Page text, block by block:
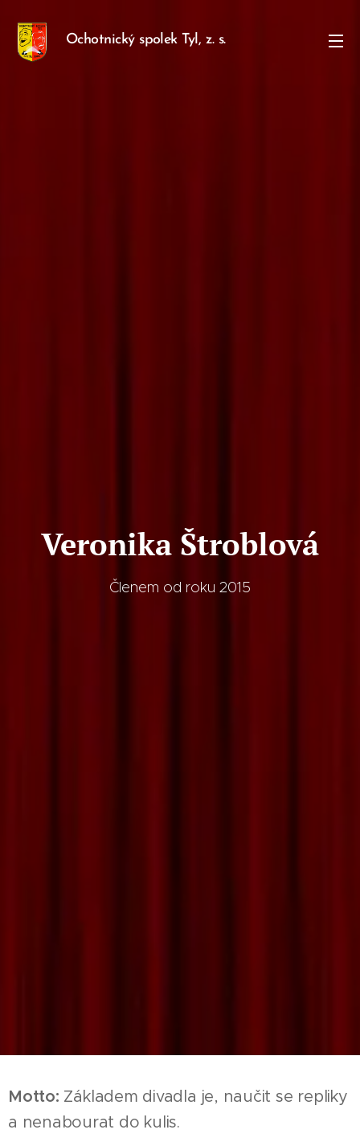
Ochotnický spolek Tyl, z. s.
Veronika Štroblová
Členem od roku 2015
Motto: Základem divadla je, naučit se repliky
a nenabourat do kulis.